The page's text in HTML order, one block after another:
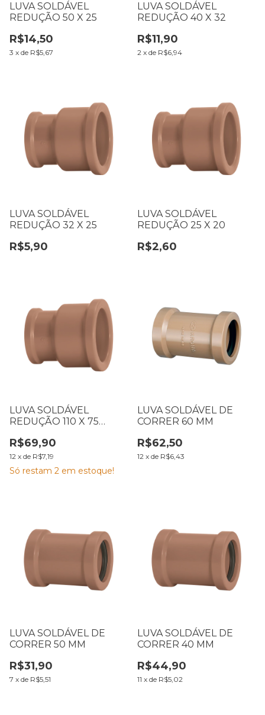
LUVA SOLDÁVEL
REDUÇÃO 50 X 25
R$14,50
3 x de R$5,67
LUVA SOLDÁVEL
REDUÇÃO 40 X 32
R$11,90
2 x de R$6,94
LUVA SOLDÁVEL
REDUÇÃO 32 X 25
R$5,90
LUVA SOLDÁVEL
REDUÇÃO 25 X 20
R$2,60
LUVA SOLDÁVEL
REDUÇÃO 110 X 75
R$69,90
12 x de R$7,19
Só restam 2 em estoque!
LUVA SOLDÁVEL DE
CORRER 60 MM
R$62,50
12 x de R$6,43
LUVA SOLDÁVEL DE
CORRER 50 MM
R$31,90
7 x de R$5,51
LUVA SOLDÁVEL DE
CORRER 40 MM
R$44,90
11 x de R$5,02